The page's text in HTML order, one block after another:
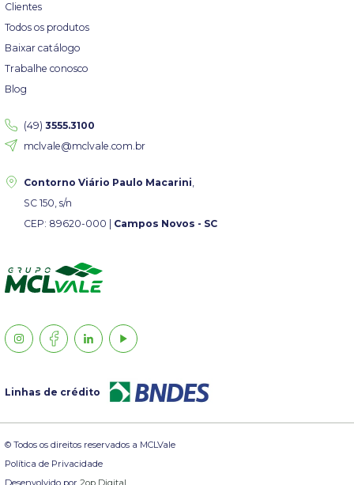
Clientes
Todos os produtos
Baixar catálogo
Trabalhe conosco
Blog
(49) 3555.3100
mclvale@mclvale.com.br
Contorno Viário Paulo Macarini,
SC 150, s/n
CEP: 89620-000 | Campos Novos - SC
Linhas de crédito
© Todos os direitos reservados a MCLVale
Política de Privacidade